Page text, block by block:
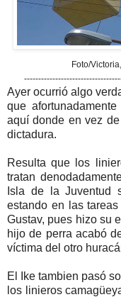
Foto/
Ayer ocurrió algo
que
aquí donde en vez
dictadura.
Resulta que los
tratan
Isla de la Juventud
estando en las
Gustav, pues hizo su
hijo de perra acabó
víctima del otro
El Ike tambien pasó
los linieros